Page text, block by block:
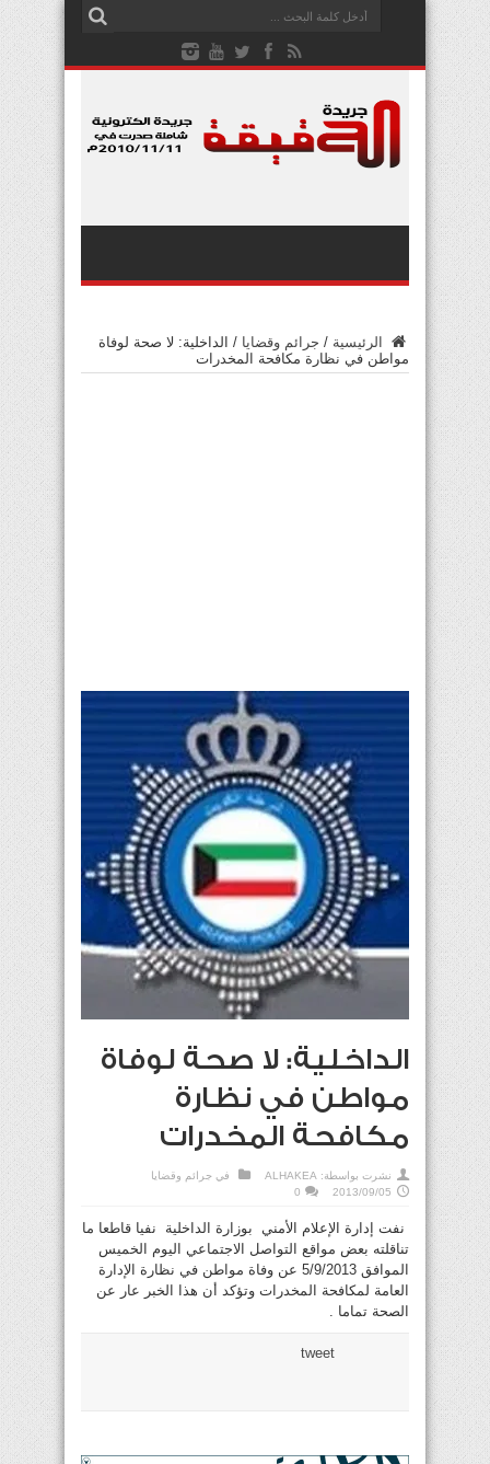
الرئيسية / جرائم وقضايا / الداخلية: لا صحة لوفاة
مواطن في نظارة مكافحة المخدرات
الداخلية: لا صحة لوفاة
مواطن في نظارة
مكافحة المخدرات
نشرت بواسطة: ALHAKEA في جرائم وقضايا
2013/09/05
0
نفت إدارة الإعلام الأمني بوزارة الداخلية نفيا قاطعا ما
تناقلته بعض مواقع التواصل الاجتماعي اليوم الخميس
الموافق 5/9/2013 عن وفاة مواطن في نظارة الإدارة
العامة لمكافحة المخدرات وتؤكد أن هذا الخبر عار عن
الصحة تماما .
tweet